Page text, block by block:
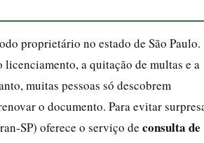
proprietário no estado de São Paulo.
a quitação de multas e a
muitas pessoas só descobrem
o documento. Para evitar
SP) oferece o serviço de consulta de